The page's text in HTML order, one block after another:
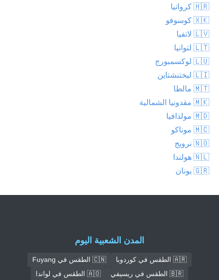
🇭🇷 كرواتيا
🇽🇰 كوسوفو
🇱🇻 لاتفيا
🇱🇹 لتوانيا
🇱🇺 لوكسمبورج
🇱🇮 ليختنشتاين
🇲🇹 مالطا
🇲🇰 مقدونيا الشمالية
🇲🇩 مولدافيا
🇲🇨 موناكو
🇳🇴 نرويج
🇳🇱 هولندا
🇬🇷 يونان
المدن الشعبية اليوم
🇦🇷 الطقس في كوردوبا
🇨🇳 الطقس في Fuyang
🇧🇷 الطقس في ريسيفي
🇦🇴 الطقس في لواندا